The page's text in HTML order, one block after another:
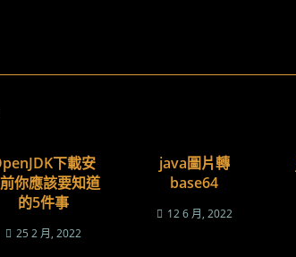
下載安
你應該要知道
的5件事
25 2 月, 2022
java圖片轉
base64
12 6 月, 2022